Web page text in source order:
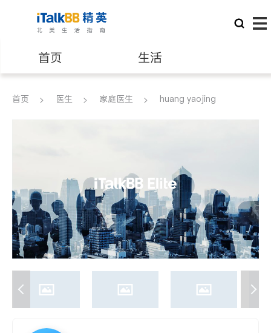
首页 生活
医生 律师
养老 非盈利组织
首页 医生 家庭医生 huang yaojing